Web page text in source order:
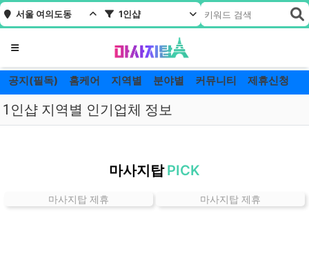
서울 여의도동 1인샵
메뉴
공지(필독) 홈케어 지역별 분야별 커뮤니티 제휴신청
1인샵 지역별 인기업체 정보
도
마사지탑 PICK
마사지탑 제휴 마사지탑 제휴